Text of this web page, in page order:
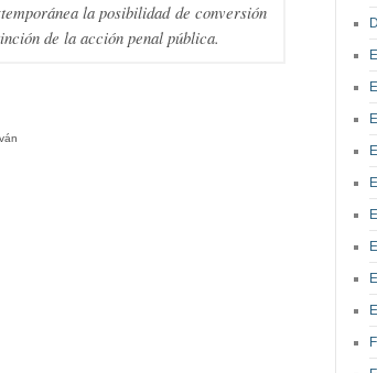
la posibilidad de conversión
de la acción penal pública.